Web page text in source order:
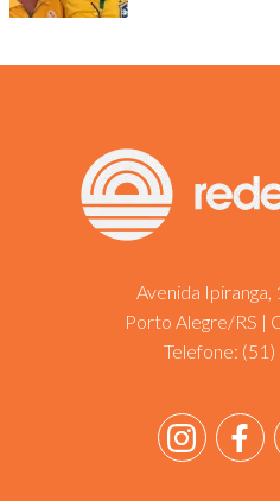
Avenida Ipiranga,
Porto Alegre/RS |
Telefone: (51)